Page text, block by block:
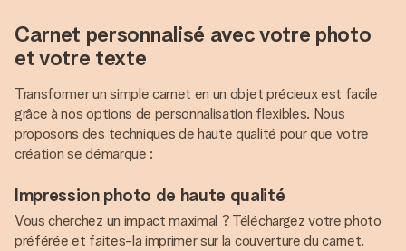
Carnet personnalisé avec votre photo
et votre texte
Transformer un simple carnet en un objet précieux est facile
grâce à nos options de personnalisation flexibles. Nous
proposons des techniques de haute qualité pour que votre
création se démarque :
Impression photo de haute qualité
Vous cherchez un impact maximal ? Téléchargez votre photo
préférée et faites-la imprimer sur la couverture du carnet.